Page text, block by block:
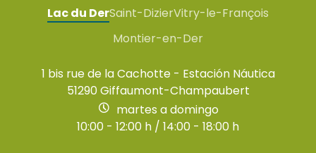
Lac du DerSaint-DizierVitry-le-François
Montier-en-Der
1 bis rue de la Cachotte - Estación Náutica
51290 Giffaumont-Champaubert
martes a domingo
10:00 - 12:00 h / 14:00 - 18:00 h